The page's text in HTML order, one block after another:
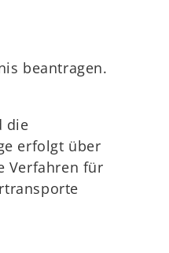
beantragen.
die
erfolgt über
Verfahren für